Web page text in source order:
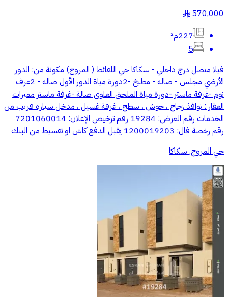
570,000
§
227م²
5
فيلا متصل درج داخلي - سكاكا حي اللقائط ( المروج) مكونة من: الدور
الأرضي مجلس - صالة - مطبخ -2دورة مياة الدور الأول صالة - 2غرف
نوم -غرفة ماستر -دورة مياة الملحق العلوي صالة -غرفة ماستر مميزات
العقار : نوافذ زجاج ، حوش ، سطح ، غرفة غسيل ، مدخل سيارة قريب من
الخدمات رقم العرض: 19284 رقم ترخيص الإعلان: 7201060014
رقم رخصة فال: 1200019203 يقبل الدفع كاش او تقسيط من البنك
حي المروج, سكاكا